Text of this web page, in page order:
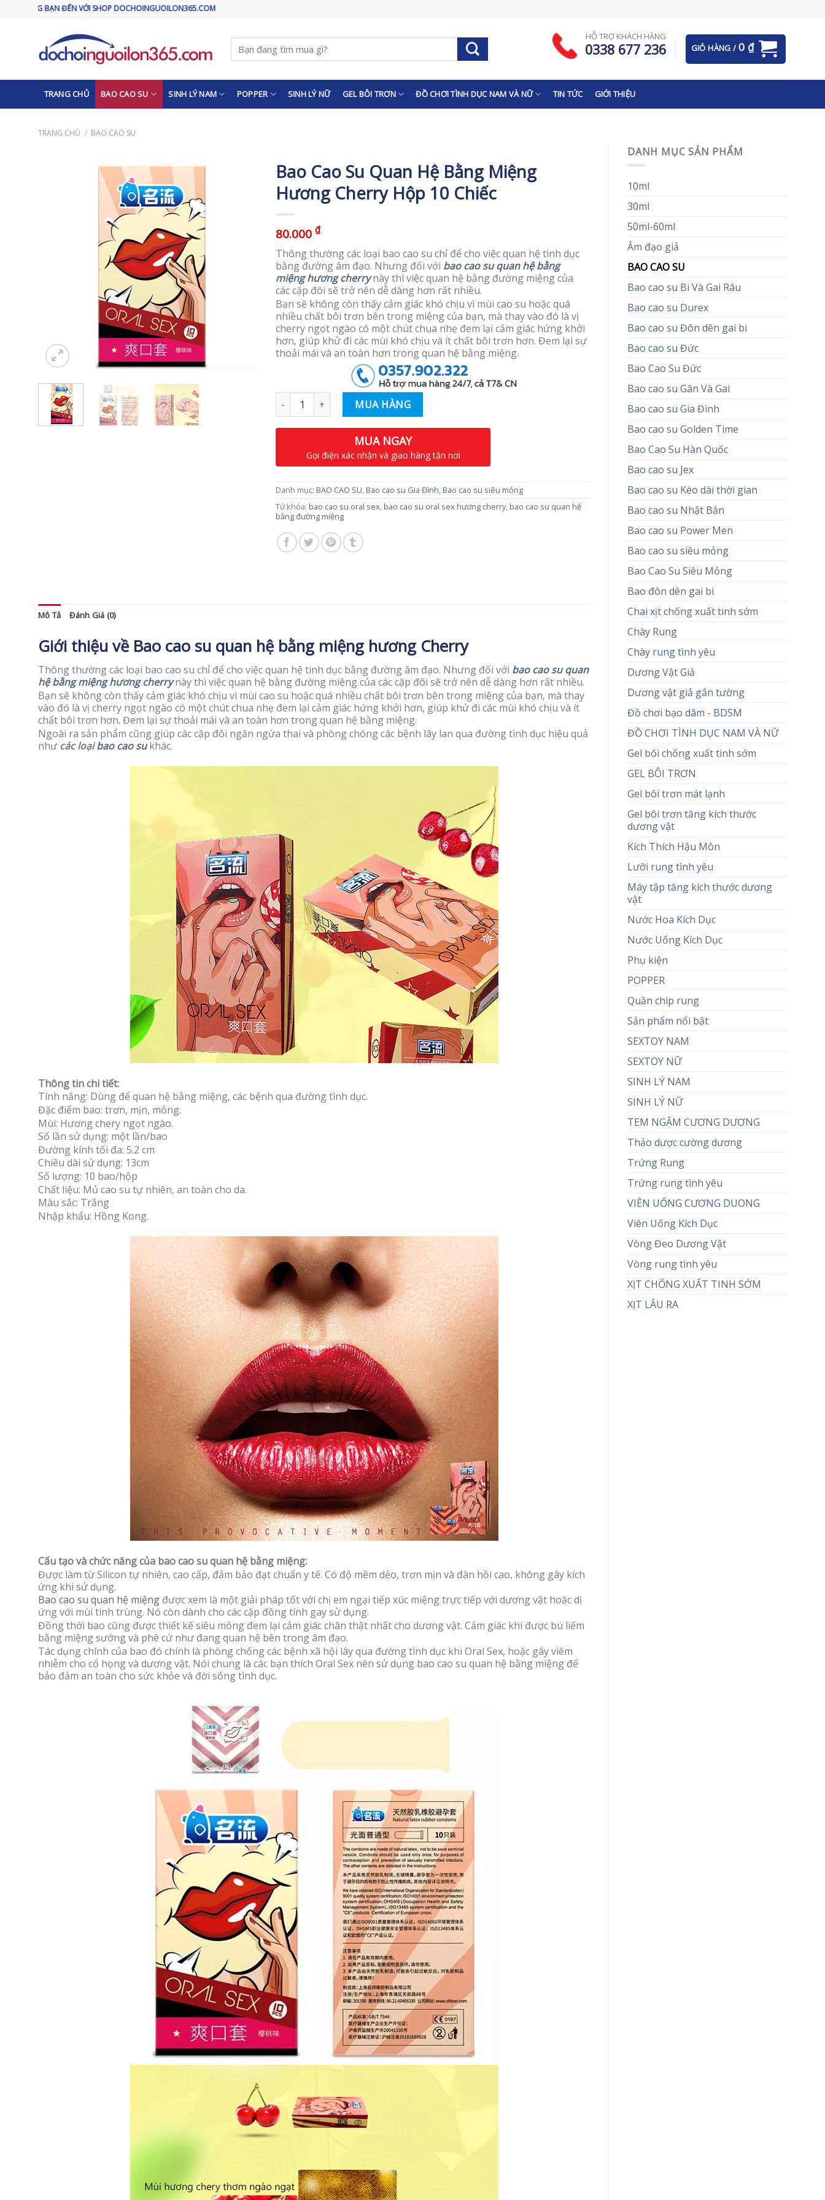
VỚI SHOP DOCHOINGUOILON365.COM
Tìm
kiếm:
HỖ TRỢ KHÁCH HÀNG
0338 677 236 GIỎ HÀNG / 0 ₫
TRANG CHỦ BAO CAO SU SINH LÝ NAM POPPER SINH LÝ NỮ GEL BÔI TRƠN ĐỒ CHƠI TÌNH DỤC NAM VÀ NỮ TIN TỨC GIỚI THIỆU
TRANG CHỦ / BAO CAO SU
DANH MỤC SẢN PHẨM
10ml
30ml
50ml-60ml
Âm đạo giả
BAO CAO SU
Bao cao su Bi Và Gai Râu
Bao cao su Durex
Bao cao su Đôn dên gai bi
Bao cao su Đức
Bao Cao Su Đức
Bao cao su Gân Và Gai
Bao cao su Gia Đình
Bao cao su Golden Time
Bao Cao Su Hàn Quốc
Bao cao su Jex
Bao cao su Kéo dài thời gian
Bao cao su Nhật Bản
Bao cao su Power Men
Bao cao su siêu mỏng
Bao Cao Su Siêu Mỏng
Bao đôn dên gai bi
Chai xịt chống xuất tinh sớm
Chày Rung
Chày rung tình yêu
Dương Vật Giả
Dương vật giả gắn tường
Đồ chơi bạo dâm - BDSM
ĐỒ CHƠI TÌNH DỤC NAM VÀ NỮ
Gel bôi chống xuất tinh sớm
GEL BÔI TRƠN
Gel bôi trơn mát lạnh
Gel bôi trơn tăng kích thước
dương vật
Kích Thích Hậu Môn
Lưỡi rung tình yêu
Máy tập tăng kích thước dương
vật
Nước Hoa Kích Dục
Nước Uống Kích Dục
Phụ kiện
POPPER
Quần chip rung
Sản phẩm nổi bật
SEXTOY NAM
SEXTOY NỮ
SINH LÝ NAM
SINH LÝ NỮ
TEM NGẬM CƯƠNG DƯƠNG
Thảo dược cường dương
Trứng Rung
Trứng rung tình yêu
VIÊN UỐNG CƯƠNG DUONG
Viên Uống Kích Dục
Vòng Đeo Dương Vật
Vòng rung tình yêu
XỊT CHỐNG XUẤT TINH SỚM
XỊT LÂU RA
Bao Cao Su Quan Hệ Bằng Miệng
Hương Cherry Hộp 10 Chiếc
80.000₫
Thông thường các loại bao cao su chỉ để cho việc quan hệ tinh dục
bằng đường âm đạo. Nhưng đối với bao cao su quan hệ bằng
miệng hương cherrynày thì việc quan hệ bằng đường miệng của
các cặp đôi sẽ trở nên dễ dàng hơn rất nhiều.
Bạn sẽ không còn thấy cảm giác khó chịu vì mùi cao su hoặc quá
nhiều chất bôi trơn bên trong miệng của bạn, mà thay vào đó là vị
cherry ngọt ngào có một chút chua nhẹ đem lại cảm giác hứng khởi
hơn, giúp khử đi các mùi khó chịu và ít chất bôi trơn hơn. Đem lại sự
thoải mái và an toàn hơn trong quan hệ bằng miệng.
MUA HÀNG
MUA NGAY
Gọi điện xác nhận và giao hàng tận nơi
Danh mục: BAO CAO SU, Bao cao su Gia Đình, Bao cao su siêu mỏng
Từ khóa: bao cao su oral sex, bao cao su oral sex hương cherry, bao cao su quan hệ
bằng đường miệng
Mô Tả Đánh Giá (0)
Giới thiệu về Bao cao su quan hệ bằng miệng hương Cherry
Thông thường các loại bao cao su chỉ để cho việc quan hệ tinh dục bằng đường âm đạo. Nhưng đối với bao cao su quan
hệ bằng miệng hương cherrynày thì việc quan hệ bằng đường miệng của các cặp đôi sẽ trở nên dễ dàng hơn rất nhiều.
Bạn sẽ không còn thấy cảm giác khó chịu vì mùi cao su hoặc quá nhiều chất bôi trơn bên trong miệng của bạn, mà thay
vào đó là vị cherry ngọt ngào có một chút chua nhẹ đem lại cảm giác hứng khởi hơn, giúp khử đi các mùi khó chịu và ít
chất bôi trơn hơn. Đem lại sự thoải mái và an toàn hơn trong quan hệ bằng miệng.
Ngoài ra sản phẩm cũng giúp các cặp đôi ngăn ngừa thai và phòng chóng các bệnh lây lan qua đường tình dục hiệu quả
như các loại bao cao sukhác.
Thông tin chi tiết:
Tính năng: Dùng để quan hệ bằng miệng, các bệnh qua đường tình dục.
Đặc điểm bao: trơn, mịn, mỏng.
Mùi: Hương chery ngọt ngào.
Số lần sử dụng: một lần/bao
Đường kính tối đa: 5.2 cm
Chiều dài sử dụng: 13cm
Số lượng: 10 bao/hộp
Chất liệu: Mủ cao su tự nhiên, an toàn cho da.
Màu sắc: Trắng
Nhập khẩu: Hồng Kong.
Cấu tạo và chức năng của bao cao su quan hệ bằng miệng:
Được làm từ Silicon tự nhiên, cao cấp, đảm bảo đạt chuẩn y tế. Có độ mềm dẻo, trơn mịn và đàn hồi cao, không gây kích
ứng khi sử dụng.
Bao cao su quan hệ miệng được xem là một giải pháp tốt với chị em ngại tiếp xúc miệng trực tiếp với dương vật hoặc dị
ứng với mùi tinh trùng. Nó còn dành cho các cặp đồng tính gay sử dụng.
Đồng thời bao cũng được thiết kế siêu mỏng đem lại cảm giác chân thật nhất cho dương vật. Cảm giác khi được bú liếm
bằng miệng sướng và phê cứ như đang quan hệ bên trong âm đạo.
Tác dụng chính của bao đó chính là phòng chống các bệnh xã hội lây qua đường tình dục khi Oral Sex, hoặc gây viêm
nhiễm cho cổ họng và dương vật. Nói chung là các bạn thích Oral Sex nên sử dụng bao cao su quan hệ bằng miệng để
bảo đảm an toàn cho sức khỏe và đời sống tình dục.